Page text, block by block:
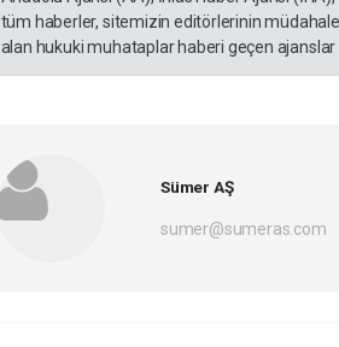
tüm haberler, sitemizin editörlerinin
alan hukuki muhataplar haberi geçen
Sümer AŞ
sumer@sumeras.com